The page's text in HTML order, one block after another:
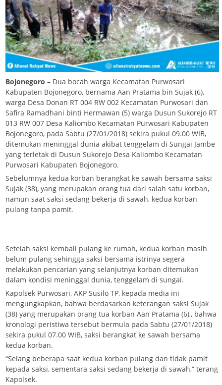
Bojonegoro – Dua bocah warga Kecamatan Purwosari
Kabupaten Bojonegoro, bernama Aan Pratama bin Sujak (6),
warga Desa Donan RT 004 RW 002 Kecamatan Purwosari dan
Safira Ramadhani binti Hermawan (5) warga Dusun Sukorejo RT
013 RW 007 Desa Kaliombo Kecamatan Purwosari Kabupaten
Bojonegoro, pada Sabtu (27/01/2018) sekira pukul 09.00 WIB,
ditemukan meninggal dunia akibat tenggelam di Sungai Jambe
yang terletak di Dusun Sukorejo Desa Kaliombo Kecamatan
Purwosari Kabupaten Bojonegoro.
Sebelumnya kedua korban berangkat ke sawah bersama saksi
Sujak (38), yang merupakan orang tua dari salah satu korban,
namun saat saksi sedang bekerja di sawah, kedua korban
pulang tanpa pamit.
Setelah saksi kembali pulang ke rumah, kedua korban masih
belum pulang sehingga saksi bersama istrinya segera
melakukan pencarian yang selanjutnya korban ditemukan
dalam kondisi meninggal dunia, tenggelam di sungai.
Kapolsek Purwosari, AKP Susilo TP, kepada media ini
mengungkapkan, bahwa berdasarkan keterangan saksi Sujak
(38) yang merupakan orang tua korban Aan Pratama (6),, bahwa
kronologi peristiwa tersebut bermula pada Sabtu (27/01/2018)
sekira pukul 07.00 WIB, saksi berangkat ke sawah bersama
kedua korban.
“Selang beberapa saat kedua korban pulang dan tidak pamit
kepada saksi, sementara saksi sedang bekerja di sawah,” terang
Kapolsek.